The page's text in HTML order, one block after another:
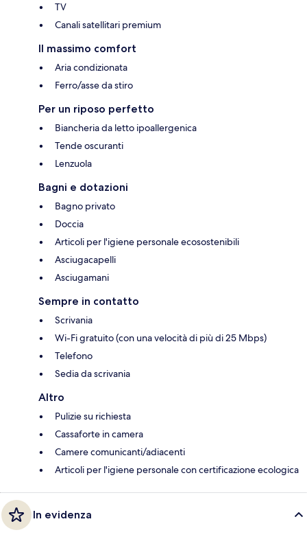
TV
Canali satellitari premium
Il massimo comfort
Aria condizionata
Ferro/asse da stiro
Per un riposo perfetto
Biancheria da letto ipoallergenica
Tende oscuranti
Lenzuola
Bagni e dotazioni
Bagno privato
Doccia
Articoli per l'igiene personale ecosostenibili
Asciugacapelli
Asciugamani
Sempre in contatto
Scrivania
Wi-Fi gratuito (con una velocità di più di 25 Mbps)
Telefono
Sedia da scrivania
Altro
Pulizie su richiesta
Cassaforte in camera
Camere comunicanti/adiacenti
Articoli per l'igiene personale con certificazione ecologica
In evidenza